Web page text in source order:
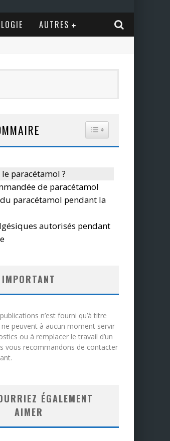
AUTRES
TOGGLE TABLE OF
paracétamol ?
de paracétamol
paracétamol pendant la
autorisés pendant
IMPORTANT
n’est fourni qu’à titre
ne peuvent à aucun moment servir
ou à remplacer le travail d’un
vous recommandons de contacter
ÉGALEMENT
AIMER